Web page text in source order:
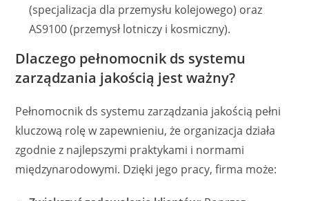
(specjalizacja dla przemysłu kolejowego) oraz
AS9100 (przemysł lotniczy i kosmiczny).
Dlaczego pełnomocnik ds systemu
zarządzania jakością jest ważny?
Pełnomocnik ds systemu zarządzania jakością pełni
kluczową rolę w zapewnieniu, że organizacja działa
zgodnie z najlepszymi praktykami i normami
międzynarodowymi. Dzięki jego pracy, firma może: